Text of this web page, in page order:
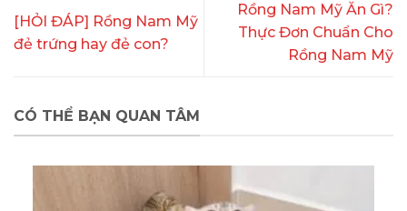
[HỎI ĐÁP] Rồng Nam Mỹ
đẻ trứng hay đẻ con?
Rồng Nam Mỹ Ăn Gì?
Thực Đơn Chuẩn Cho
Rồng Nam Mỹ
CÓ THỂ BẠN QUAN TÂM